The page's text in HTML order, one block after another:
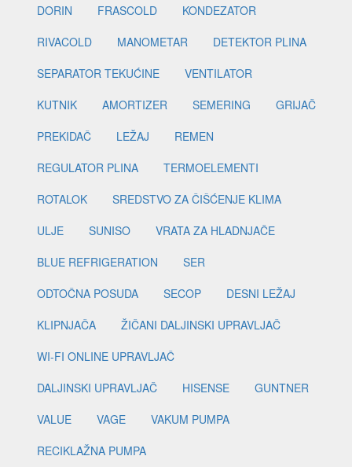
DORIN
FRASCOLD
KONDEZATOR
RIVACOLD
MANOMETAR
DETEKTOR PLINA
SEPARATOR TEKUĆINE
VENTILATOR
KUTNIK
AMORTIZER SEMERING
GRIJAČ
PREKIDAČ
LEŽAJ
REMEN
REGULATOR PLINA
TERMOELEMENTI
ROTALOK
SREDSTVO ZA ČIŠĆENJE KLIMA
ULJE
SUNISO
VRATA ZA HLADNJAČE
BLUE REFRIGERATION
SER
ODTOČNA POSUDA
SECOP
DESNI LEŽAJ
KLIPNJAČA
ŽIČANI DALJINSKI UPRAVLJAČ
WI-FI ONLINE UPRAVLJAČ
DALJINSKI UPRAVLJAČ
HISENSE
GUNTNER
VALUE
VAGE
VAKUM PUMPA
RECIKLAŽNA PUMPA